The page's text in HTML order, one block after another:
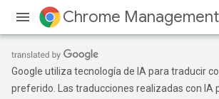
Chrome
Google utiliza tecnología de IA para traducir
preferido. Las traducciones realizadas con IA